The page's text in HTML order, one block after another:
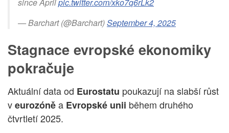
— Barchart (@Barchart)September 4, 2025
Stagnace evropské ekonomiky
pokračuje
Aktuální data od Eurostatu poukazují na slabší růst
veurozóněa Evropské unii během druhého
čtvrtletí 2025.